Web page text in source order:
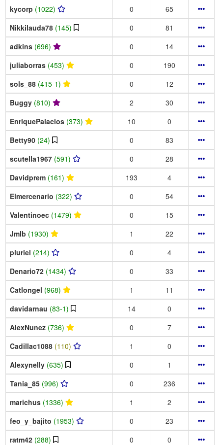
kycorp (1022) 0
65
Nikkilauda78 (145) 0
81
adkins (696) 0
14
juliaborras (453) 0
190
sols_88 (415-1) 0
12
Buggy (810) 2
30
EnriquePalacios (373) 10
0
Betty90 (24) 0
83
scutella1967 (591) 0
28
Davidprem (161) 193
4
Elmercenario (322) 0
54
Valentinoec (1479) 0
15
Jmlb (1930) 1
22
pluriel (214) 0
4
Denario72 (1434) 0
33
Catlongel (968) 1
11
davidarnau (83-1) 14
0
AlexNunez (736) 0
7
Cadillac1088 (110) 1
0
Alexynelly (635) 0
1
Tania_85 (996) 0
236
marichus (1336) 1
2
feo_y_bajito (1953) 0
23
ratm42 (288) 0
0